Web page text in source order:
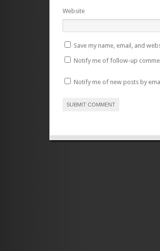
Website
Save my name, email, and
Notify me of follow-up
Notify me of new posts by